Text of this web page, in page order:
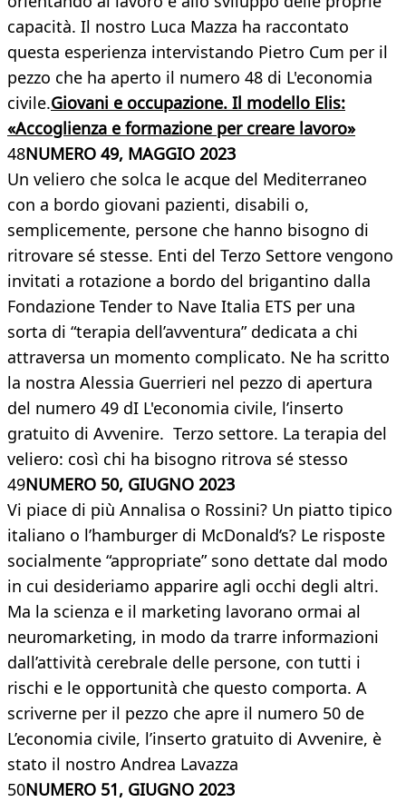
capacità. Il nostro Luca Mazza ha raccontato
questa esperienza intervistando Pietro Cum per il
pezzo che ha aperto il numero 48 di L'economia
civile.Giovani e occupazione. Il modello Elis:
«Accoglienza e formazione per creare lavoro»
48NUMERO 49, MAGGIO 2023
Un veliero che solca le acque del Mediterraneo
con a bordo giovani pazienti, disabili o,
semplicemente, persone che hanno bisogno di
ritrovare sé stesse. Enti del Terzo Settore vengono
invitati a rotazione a bordo del brigantino dalla
Fondazione Tender to Nave Italia ETS per una
sorta di “terapia dell’avventura” dedicata a chi
attraversa un momento complicato. Ne ha scritto
la nostra Alessia Guerrieri nel pezzo di apertura
del numero 49 dI L'economia civile, l’inserto
gratuito di Avvenire. Terzo settore. La terapia del
veliero: così chi ha bisogno ritrova sé stesso
49NUMERO 50, GIUGNO 2023
Vi piace di più Annalisa o Rossini? Un piatto tipico
italiano o l’hamburger di McDonald’s? Le risposte
socialmente “appropriate” sono dettate dal modo
in cui desideriamo apparire agli occhi degli altri.
Ma la scienza e il marketing lavorano ormai al
neuromarketing, in modo da trarre informazioni
dall’attività cerebrale delle persone, con tutti i
rischi e le opportunità che questo comporta. A
scriverne per il pezzo che apre il numero 50 de
L’economia civile, l’inserto gratuito di Avvenire, è
stato il nostro Andrea Lavazza
50NUMERO 51, GIUGNO 2023